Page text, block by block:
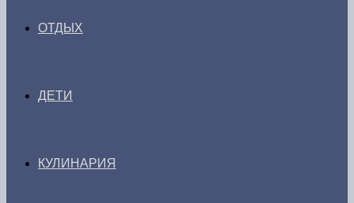
ОТДЫХ
ДЕТИ
КУЛИНАРИЯ